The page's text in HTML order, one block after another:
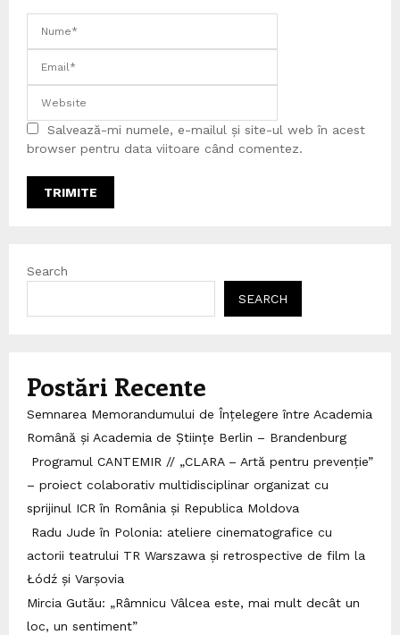
Salvează-mi numele, e-mailul și site-ul web în acest
browser pentru data viitoare când comentez.
Search
SEARCH
Postări Recente
Semnarea Memorandumului de Înțelegere între Academia
Română și Academia de Științe Berlin – Brandenburg
Programul CANTEMIR // „CLARA – Artă pentru prevenție”
– proiect colaborativ multidisciplinar organizat cu
sprijinul ICR în România și Republica Moldova
Radu Jude în Polonia: ateliere cinematografice cu
actorii teatrului TR Warszawa și retrospective de film la
Łódź și Varșovia
Mircia Gutău: „Râmnicu Vâlcea este, mai mult decât un
loc, un sentiment”